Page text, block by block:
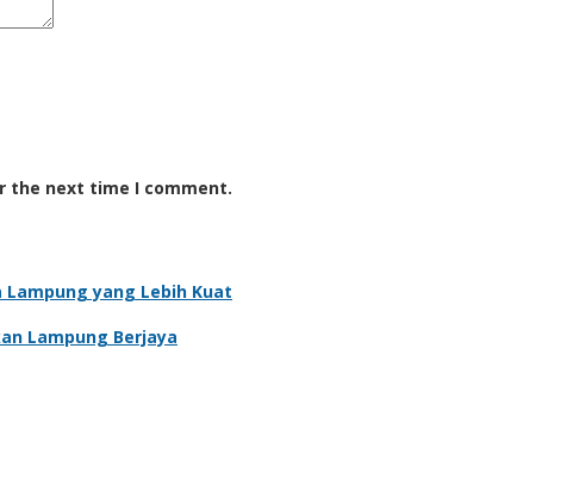
the next time I comment.
yang Lebih Kuat
Lampung Berjaya